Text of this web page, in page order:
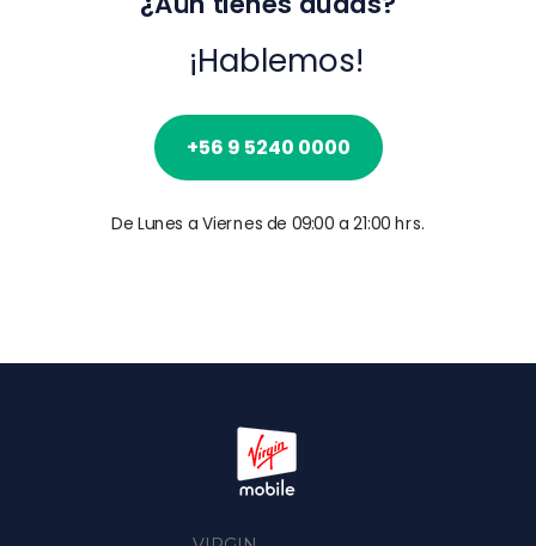
¡Hablemos!
De Lunes a Viernes de 09:00 a 21:00 hrs.
+56 9 5240 0000